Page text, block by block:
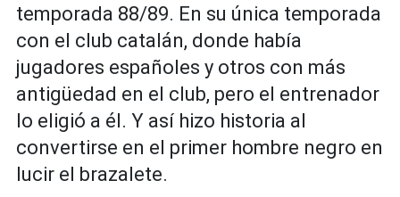
temporada 88/89. En su única temporada
con el club catalán, donde había
jugadores españoles y otros con más
antigüedad en el club, pero el entrenador
lo eligió a él. Y así hizo historia al
convertirse en el primer hombre negro en
lucir el brazalete.